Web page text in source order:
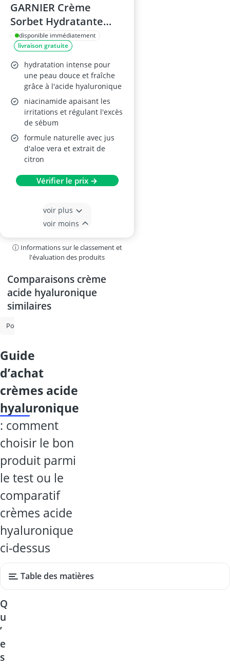
GARNIER Crème
Sorbet Hydratante
Visage, 85 ml
disponible immédiatement
livraison gratuite
hydratation intense pour
une peau douce et fraîche
grâce à l'acide hyaluronique
niacinamide apaisant les
irritations et régulant l'excès
de sébum
formule naturelle avec jus
d'aloe vera et extrait de
citron
Vérifier le prix →
voir plus
voir moins
ⓘ Informations sur le classement et
l'évaluation des produits
Comparaisons crème
acide hyaluronique
similaires
Pommade à base de mousse
guide
d’achat
crèmes acide
hyaluronique
: comment
choisir le bon
produit parmi
le test ou le
comparatif
crèmes acide
hyaluronique
ci-dessus
Table des matières
Q
u
’
e
s